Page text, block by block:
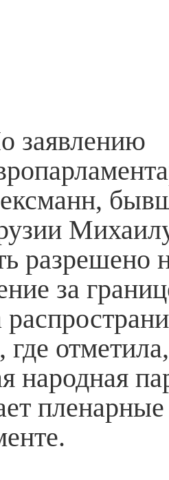
заявлению
разрешено
за
где
народная